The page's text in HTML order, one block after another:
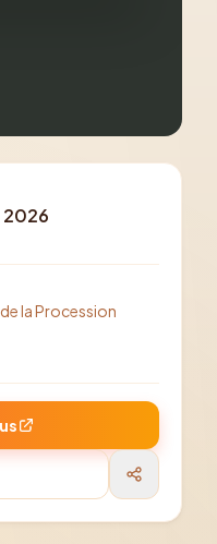
2026
la Procession